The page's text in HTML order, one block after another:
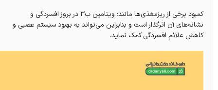
کمبود برخی از ریزمغذی‌ها مانند؛ ویتامین ب۳ در بروز افسردگی و
نشانه‌های آن اثرگذار است و بنابراین می‌تواند به بهبود سیستم‌ عصبی و
کاهش علائم افسردگی کمک نماید.